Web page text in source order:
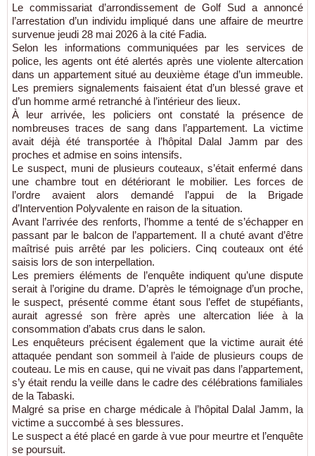
Le commissariat d’arrondissement de Golf Sud a annoncé
l’arrestation d’un individu impliqué dans une affaire de meurtre
survenue jeudi 28 mai 2026 à la cité Fadia.
Selon les informations communiquées par les services de
police, les agents ont été alertés après une violente altercation
dans un appartement situé au deuxième étage d’un immeuble.
Les premiers signalements faisaient état d’un blessé grave et
d’un homme armé retranché à l’intérieur des lieux.
À leur arrivée, les policiers ont constaté la présence de
nombreuses traces de sang dans l’appartement. La victime
avait déjà été transportée à l’hôpital Dalal Jamm par des
proches et admise en soins intensifs.
Le suspect, muni de plusieurs couteaux, s’était enfermé dans
une chambre tout en détériorant le mobilier. Les forces de
l’ordre avaient alors demandé l’appui de la Brigade
d’Intervention Polyvalente en raison de la situation.
Avant l’arrivée des renforts, l’homme a tenté de s’échapper en
passant par le balcon de l’appartement. Il a chuté avant d’être
maîtrisé puis arrêté par les policiers. Cinq couteaux ont été
saisis lors de son interpellation.
Les premiers éléments de l’enquête indiquent qu’une dispute
serait à l’origine du drame. D’après le témoignage d’un proche,
le suspect, présenté comme étant sous l’effet de stupéfiants,
aurait agressé son frère après une altercation liée à la
consommation d’abats crus dans le salon.
Les enquêteurs précisent également que la victime aurait été
attaquée pendant son sommeil à l’aide de plusieurs coups de
couteau. Le mis en cause, qui ne vivait pas dans l’appartement,
s’y était rendu la veille dans le cadre des célébrations familiales
de la Tabaski.
Malgré sa prise en charge médicale à l’hôpital Dalal Jamm, la
victime a succombé à ses blessures.
Le suspect a été placé en garde à vue pour meurtre et l’enquête
se poursuit.